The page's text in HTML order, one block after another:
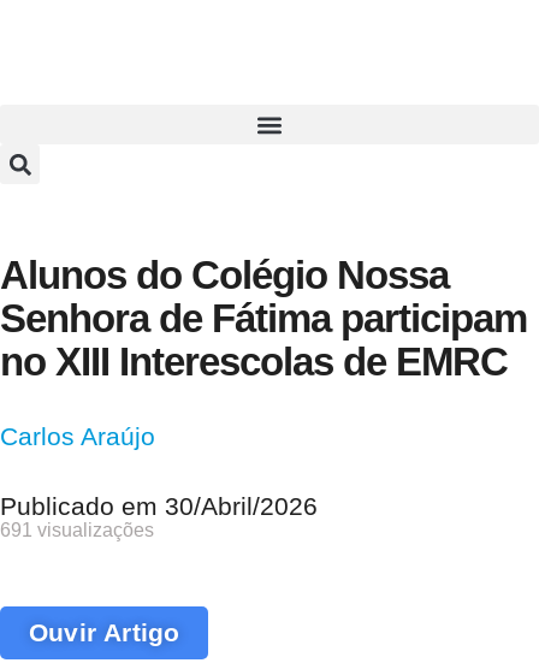
Alunos do Colégio Nossa
Senhora de Fátima participam
no XIII Interescolas de EMRC
Carlos Araújo
Publicado em 30/Abril/2026
691 visualizações
Ouvir Artigo